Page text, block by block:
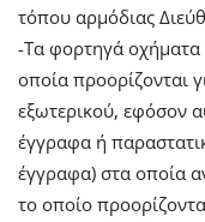
τόπου αρμόδιας
-Τα φορτηγά
οποία προορίζονται
εξωτερικού, εφόσον
έγγραφα ή
έγγραφα) στα οποία
το οποίο